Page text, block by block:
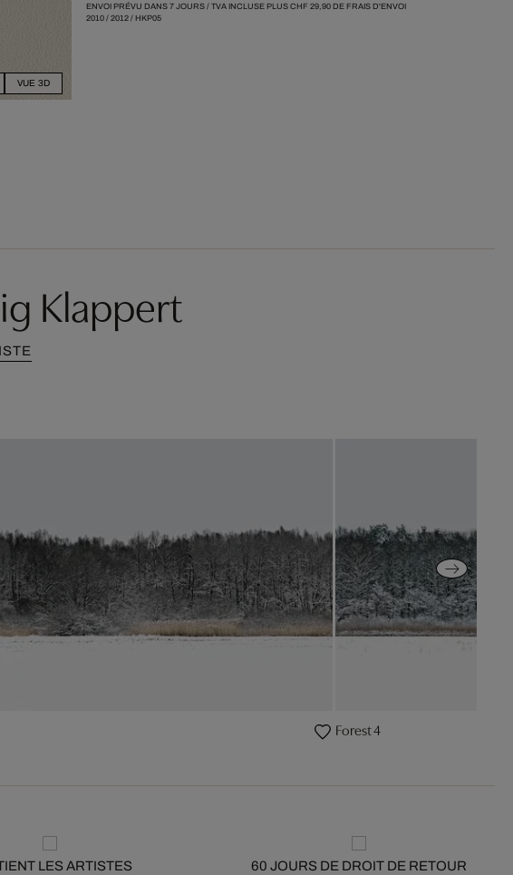
VUE 3D
ENVOI PRÉVU DANS 7 JOURS / TVA INCLUSE PLUS CHF 29,90DE FRAIS D'ENVOI
2010/ 2012/ HKP05
Klappert
Forest 4
LES ARTISTES
60 JOURS DE DROIT DE RETOUR